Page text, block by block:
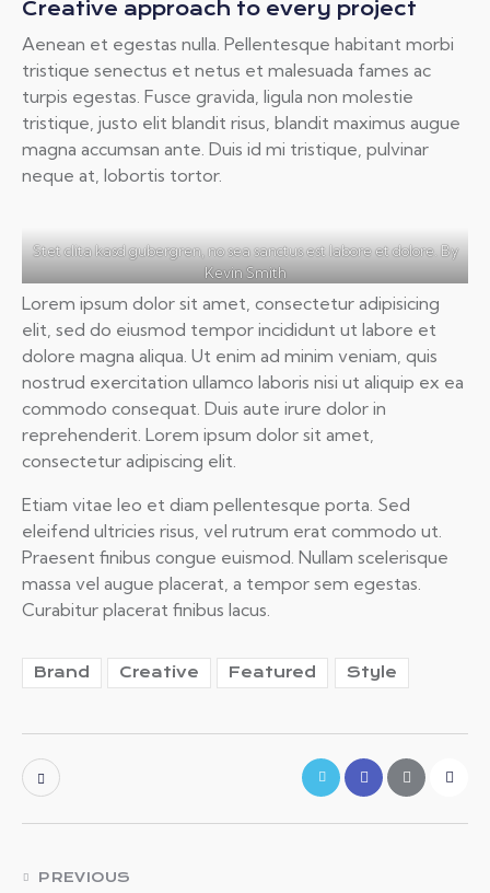
Creative approach to every project
Aenean et egestas nulla. Pellentesque habitant morbi
tristique senectus et netus et malesuada fames ac
turpis egestas. Fusce gravida, ligula non molestie
tristique, justo elit blandit risus, blandit maximus augue
magna accumsan ante. Duis id mi tristique, pulvinar
neque at, lobortis tortor.
Stet clita kasd gubergren, no sea sanctus est labore et dolore. By
Kevin Smith
Lorem ipsum dolor sit amet, consectetur adipisicing
elit, sed do eiusmod tempor incididunt ut labore et
dolore magna aliqua. Ut enim ad minim veniam, quis
nostrud exercitation ullamco laboris nisi ut aliquip ex ea
commodo consequat. Duis aute irure dolor in
reprehenderit. Lorem ipsum dolor sit amet,
consectetur adipiscing elit.
Etiam vitae leo et diam pellentesque porta. Sed
eleifend ultricies risus, vel rutrum erat commodo ut.
Praesent finibus congue euismod. Nullam scelerisque
massa vel augue placerat, a tempor sem egestas.
Curabitur placerat finibus lacus.
Brand Creative Featured Style
PREVIOUS